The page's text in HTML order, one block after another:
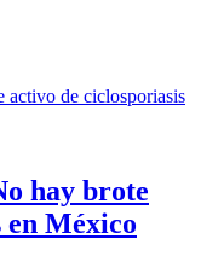
hay brote
en México